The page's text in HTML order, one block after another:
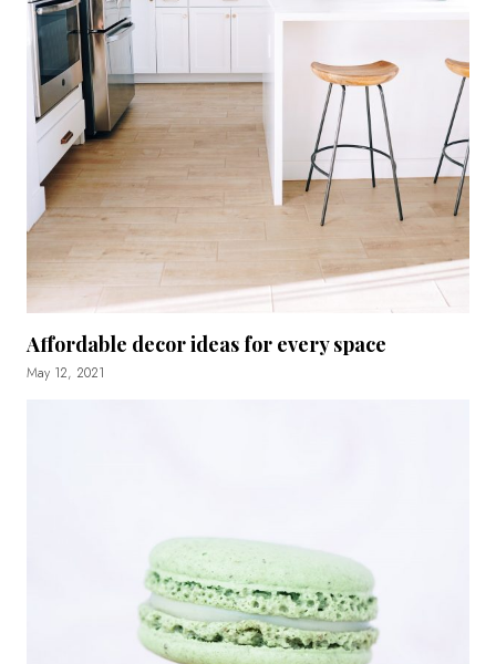
Affordable decor ideas for every space
May 12, 2021